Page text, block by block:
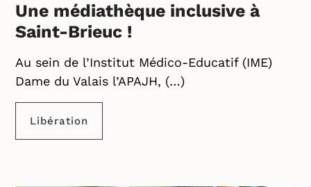
Une médiathèque inclusive à
Saint-Brieuc !
Au sein de l’Institut Médico-Educatif (IME)
Dame du Valais l’APAJH, (…)
Libération